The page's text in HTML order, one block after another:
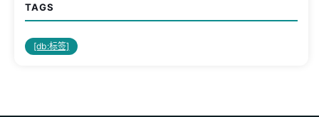
TAGS
[db:标签]